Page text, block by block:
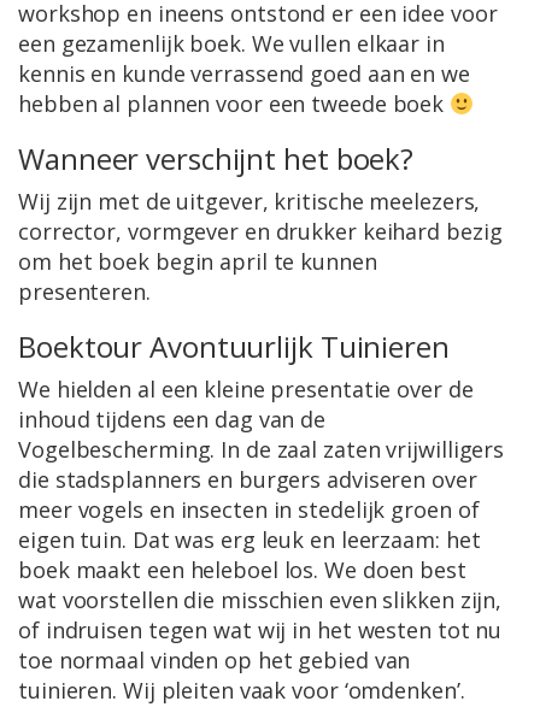
workshop en ineens ontstond er een idee voor
een gezamenlijk boek. We vullen elkaar in
kennis en kunde verrassend goed aan en we
hebben al plannen voor een tweede boek
Wanneer verschijnt het boek?
Wij zijn met de uitgever, kritische meelezers,
corrector, vormgever en drukker keihard bezig
om het boek begin april te kunnen
presenteren.
Boektour Avontuurlijk Tuinieren
We hielden al een kleine presentatie over de
inhoud tijdens een dag van de
Vogelbescherming. In de zaal zaten vrijwilligers
die stadsplanners en burgers adviseren over
meer vogels en insecten in stedelijk groen of
eigen tuin. Dat was erg leuk en leerzaam: het
boek maakt een heleboel los. We doen best
wat voorstellen die misschien even slikken zijn,
of indruisen tegen wat wij in het westen tot nu
toe normaal vinden op het gebied van
tuinieren. Wij pleiten vaak voor ‘omdenken’.